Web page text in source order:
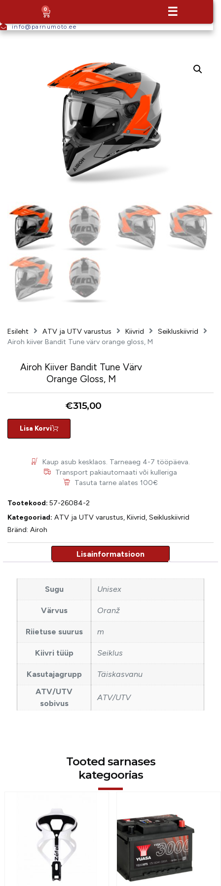
info@parnumoto.ee
0 ☰
Esileht ATV ja UTV varustus Kiivrid
Seikluskiivrid
Airoh kiiver Bandit Tune värv orange gloss, M
Airoh Kiiver Bandit Tune Värv
Orange Gloss, M
€315,00
Lisa Korvi
Kaup asub kesklaos. Tarneaeg 4-7 tööpäeva.
Transport pakiautomaati või kulleriga
Tasuta tarne alates 100€
Tootekood: 57-26084-2
Kategooriad: ATV ja UTV varustus, Kiivrid, Seikluskiivrid
Bränd: Airoh
Sugu Unisex
Värvus Oranž
Riietuse suurus m
Kiivri tüüp Seiklus
Kasutajagrupp
Täiskasvanu
ATV/UTV
sobivus
ATV/UTV
Tooted sarnases
kategoorias